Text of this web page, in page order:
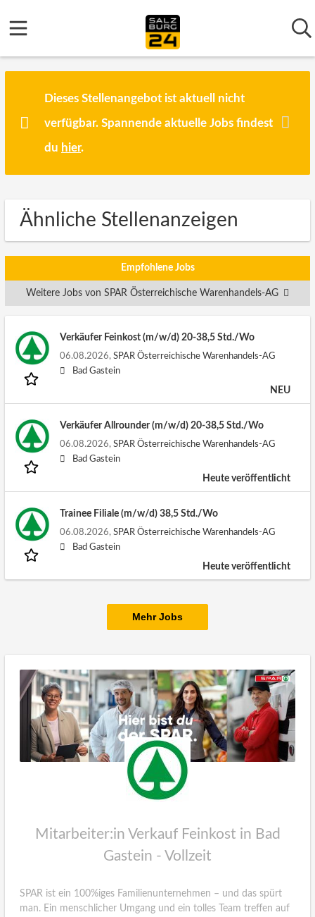
Dieses Stellenangebot ist aktuell nicht
verfügbar. Spannende aktuelle Jobs findest
du hier.
Ähnliche Stellenanzeigen
Empfohlene Jobs
Weitere Jobs von SPAR Österreichische Warenhandels-AG
Verkäufer Feinkost (m/w/d) 20-38,5 Std./Wo
06.08.2026, SPAR Österreichische Warenhandels-AG
Bad Gastein
NEU
Verkäufer Allrounder (m/w/d) 20-38,5 Std./Wo
06.08.2026, SPAR Österreichische Warenhandels-AG
Bad Gastein
Heute veröffentlicht
Trainee Filiale (m/w/d) 38,5 Std./Wo
06.08.2026, SPAR Österreichische Warenhandels-AG
Bad Gastein
Heute veröffentlicht
Mehr Jobs
Mitarbeiter:in Verkauf Feinkost in Bad
Gastein - Vollzeit
SPAR ist ein 100%iges Familienunternehmen – und das spürt
man. Ein menschlicher Umgang und ein tolles Team treffen auf